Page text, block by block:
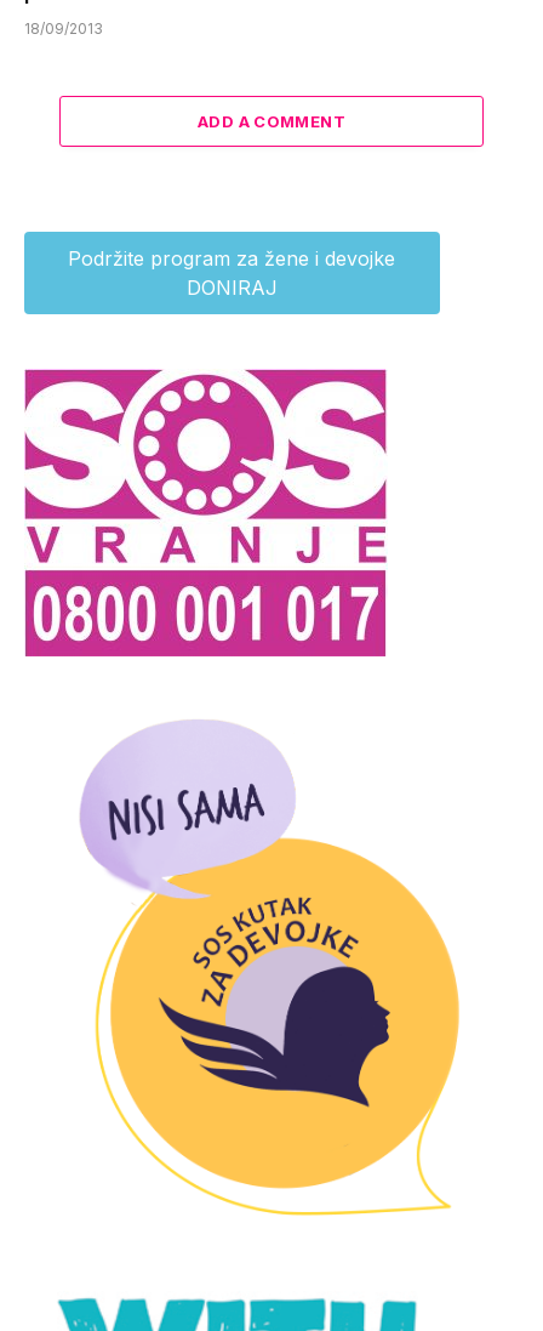
18/09/2013
ADD A COMMENT
Podržite program za žene i devojke
DONIRAJ